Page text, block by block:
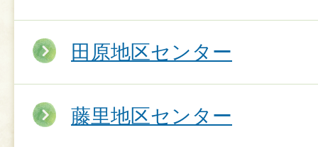
田原地区センター
藤里地区センター